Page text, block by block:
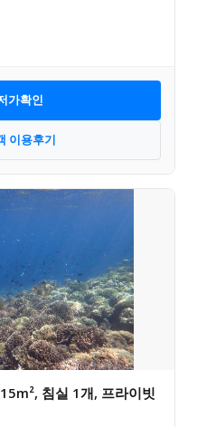
가확인
이용후기
침실 1개, 프라이빗